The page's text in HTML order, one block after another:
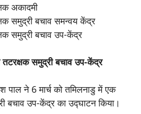
अकादमी
समुद्री बचाव समन्वय केंद्र
समुद्री बचाव उप-केंद्र
तटरक्षक समुद्री बचाव उप-केंद्र
पाल ने 6 मार्च को तमिलनाडु में एक
बचाव उप-केंद्र का उद्घाटन किया।